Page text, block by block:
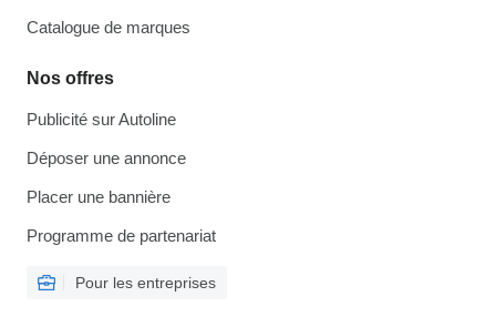
Catalogue de marques
Nos offres
Publicité sur Autoline
Déposer une annonce
Placer une bannière
Programme de partenariat
Pour les entreprises